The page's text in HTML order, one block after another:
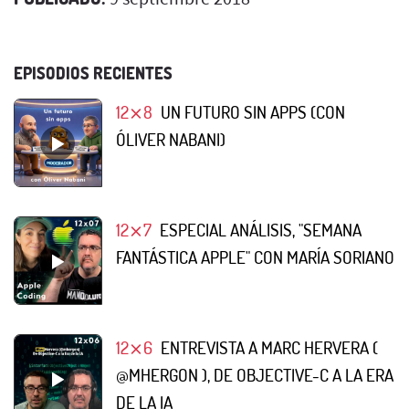
EPISODIOS RECIENTES
12⨯8 UN FUTURO SIN APPS (CON
ÓLIVER NABANI)
12⨯7 ESPECIAL ANÁLISIS, "SEMANA
FANTÁSTICA APPLE" CON MARÍA SORIANO
12⨯6 ENTREVISTA A MARC HERVERA (
@MHERGON ), DE OBJECTIVE-C A LA ERA
DE LA IA